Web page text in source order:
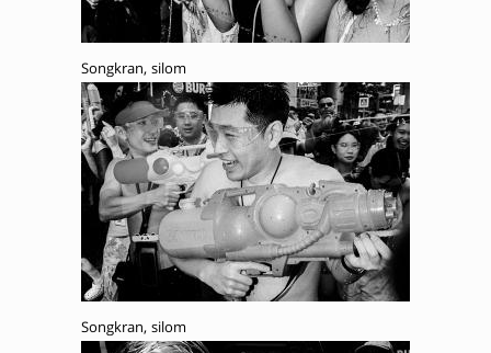
Songkran, silom
Songkran, silom